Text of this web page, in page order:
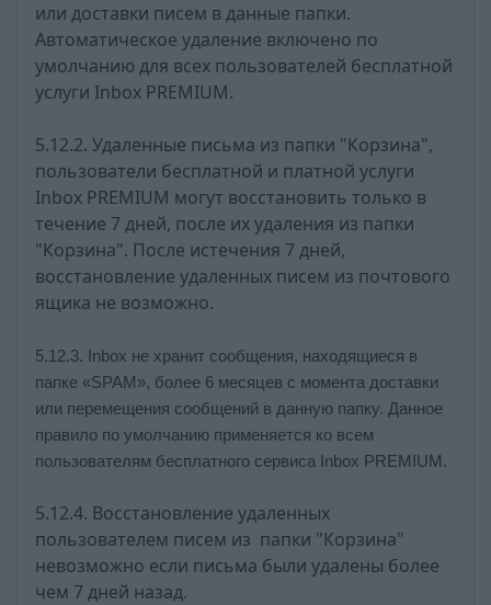
или доставки писем в данные папки.
Автоматическое удаление включено по
умолчанию для всех пользователей бесплатной
услуги Inbox PREMIUM.
5.12.2. Удаленные письма из папки "Корзина",
пользователи бесплатной и платной услуги
Inbox PREMIUM могут восстановить только в
течение 7 дней, после их удаления из папки
"Корзина". После истечения 7 дней,
восстановление удаленных писем из почтового
ящика не возможно.
5.12.3. Inbox не хранит сообщения, находящиеся в
папке «SPAM », более 6 месяцев с момента доставки
или перемещения сообщений в данную папку. Данное
правило по умолчанию применяется ко всем
пользователям бесплатного сервиса
Inbox PREMIUM .
5.12.4. Восстановление удаленных
пользователем писем из папки "Корзина"
невозможно если письма были удалены более
чем 7 дней назад.